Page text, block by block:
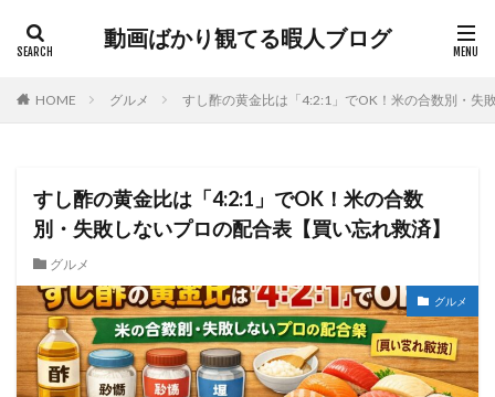
動画ばかり観てる暇人ブログ
HOME グルメ すし酢の黄金比は「4:2:1」でOK！米の合数別・失
すし酢の黄金比は「4:2:1」でOK！米の合数
別・失敗しないプロの配合表【買い忘れ救済】
グルメ
グルメ